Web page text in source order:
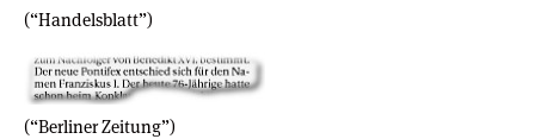
(“Handelsblatt”)
(“Berliner Zeitung”)